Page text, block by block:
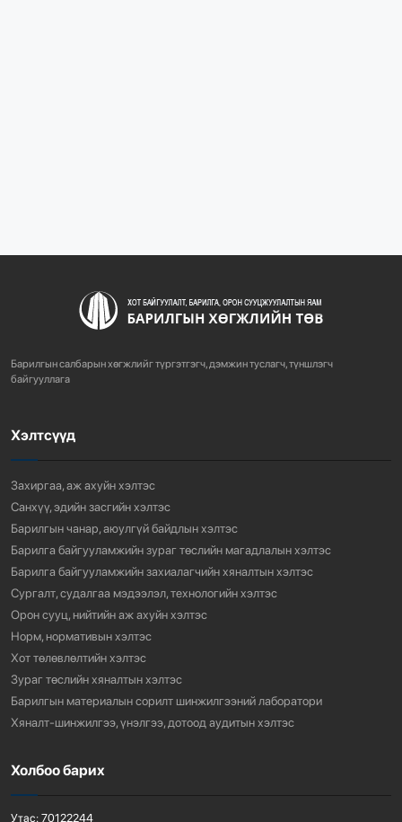
ХОТ БАЙГУУЛАЛТЫН ТУХАЙ ХУУЛИЙН
3 сарын өмнө
Барилгын салбарын хөгжлийг түргэтгэгч, дэмжин туслагч, түншлэгч
байгууллага
Хэлтсүүд
Захиргаа, аж ахуйн хэлтэс
Санхүү, эдийн засгийн хэлтэс
Барилгын чанар, аюулгүй байдлын хэлтэс
Барилга байгууламжийн зураг төслийн магадлалын хэлтэс
Барилга байгууламжийн захиалагчийн хяналтын хэлтэс
Сургалт, судалгаа мэдээлэл, технологийн хэлтэс
Орон сууц, нийтийн аж ахуйн хэлтэс
Норм, нормативын хэлтэс
Хот төлөвлөлтийн хэлтэс
Зураг төслийн хяналтын хэлтэс
Барилгын материалын сорилт шинжилгээний лаборатори
Хяналт-шинжилгээ, үнэлгээ, дотоод аудитын хэлтэс
Холбоо барих
Утас: 70122244